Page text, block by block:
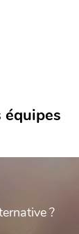
équipes
?